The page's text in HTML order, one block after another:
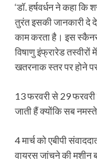
‘डॉ. हर्षवर्धन ने कहा
तुरंत इसकी जानकारी दे
काम करता है। इस
विषाणु इंफ्रारेड
खतरनाक स्तर पर होने
13 फरवरी से 29 फरवरी
जाती हैं क्योंकि सब
4 मार्च को एबीपी
वायरस जांचने की मशीन